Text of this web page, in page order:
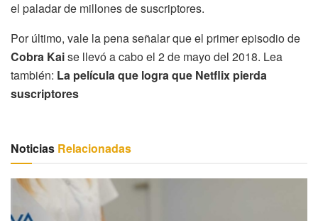
el paladar de millones de suscriptores.
Por último, vale la pena señalar que el primer episodio de
Cobra Kaise llevó a cabo el 2 de mayo del 2018. Lea
también: La película que logra que Netflix pierda
suscriptores
Noticias Relacionadas